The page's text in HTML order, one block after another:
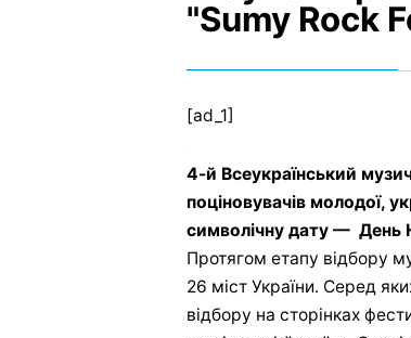
"Sumy Rock
[ad_1]
4-й Всеукраїнський
поціновувачів молодої,
символічну дату — День
Протягом етапу відбору
26 міст України. Серед
відбору на сторінках